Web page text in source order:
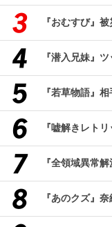
『おむすび』
『潜入兄妹』
『若草物語』
『嘘解きレト
『全領域異常
『あのクズ』